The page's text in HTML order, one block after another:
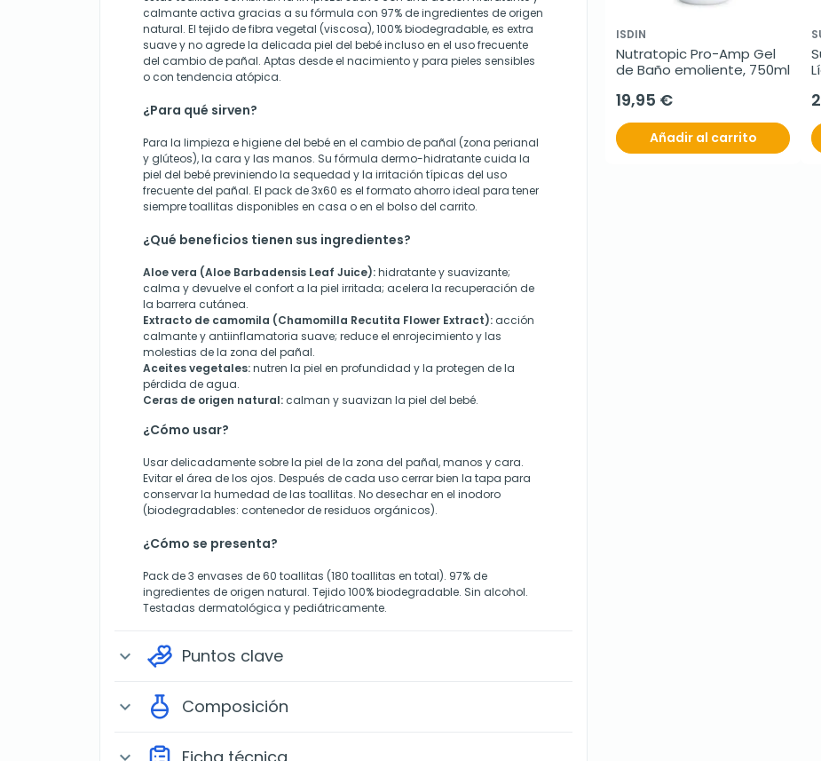
calmante activa gracias a su fórmula con 97% de ingredientes de origen
natural. El tejido de fibra vegetal (viscosa), 100% biodegradable, es extra
suave y no agrede la delicada piel del bebé incluso en el uso frecuente
del cambio de pañal. Aptas desde el nacimiento y para pieles sensibles
o con tendencia atópica.
¿Para qué sirven?
Para la limpieza e higiene del bebé en el cambio de pañal (zona perianal
y glúteos), la cara y las manos. Su fórmula dermo-hidratante cuida la
piel del bebé previniendo la sequedad y la irritación típicas del uso
frecuente del pañal. El pack de 3x60 es el formato ahorro ideal para tener
siempre toallitas disponibles en casa o en el bolso del carrito.
¿Qué beneficios tienen sus ingredientes?
Aloe vera (Aloe Barbadensis Leaf Juice):hidratante y suavizante;
calma y devuelve el confort a la piel irritada; acelera la recuperación de
la barrera cutánea.
Extracto de camomila (Chamomilla Recutita Flower Extract): acción
calmante y antiinflamatoria suave; reduce el enrojecimiento y las
molestias de la zona del pañal.
Aceites vegetales:nutren la piel en profundidad y la protegen de la
pérdida de agua.
Ceras de origen natural: calman y suavizan la piel del bebé.
¿Cómo usar?
Usar delicadamente sobre la piel de la zona del pañal, manos y cara.
Evitar el área de los ojos. Después de cada uso cerrar bien la tapa para
conservar la humedad de las toallitas. No desechar en el inodoro
(biodegradables: contenedor de residuos orgánicos).
¿Cómo se presenta?
Pack de 3 envases de 60 toallitas (180 toallitas en total). 97% de
ingredientes de origen natural. Tejido 100% biodegradable. Sin alcohol.
Testadas dermatológica y pediátricamente.
expand_more Puntos clave
expand_more Composición
ISDIN
Nutratopic Pro-Amp Gel
de Baño emoliente, 750ml
19,95 €
Añadir al carrito